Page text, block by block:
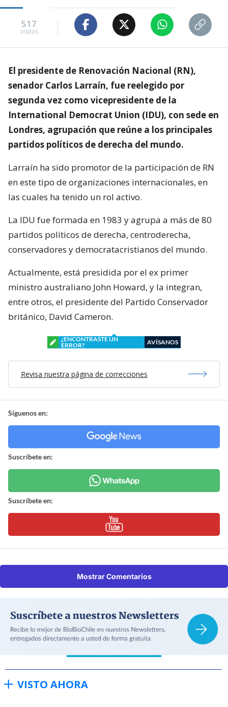
517
visitas
El presidente de Renovación Nacional (RN),
senador Carlos Larraín, fue reelegido por
segunda vez como vicepresidente de la
International Democrat Union (IDU), con sede en
Londres, agrupación que reúne a los principales
partidos políticos de derecha del mundo.
Larraín ha sido promotor de la participación de RN
en este tipo de organizaciones internacionales, en
las cuales ha tenido un rol activo.
La IDU fue formada en 1983 y agrupa a más de 80
partidos políticos de derecha, centroderecha,
conservadores y democratacristianos del mundo.
Actualmente, está presidida por el ex primer
ministro australiano John Howard, y la integran,
entre otros, el presidente del Partido Conservador
británico, David Cameron.
¿ENCONTRASTE UN
ERROR?
AVÍSANOS
Revisa nuestra página de correcciones
Síguenos en:
Suscríbete en:
Suscríbete en:
Mostrar Comentarios
VISTO AHORA